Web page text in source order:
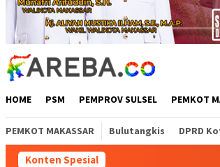
HOME PSM PEMPROV SULSEL PEMKOT
PEMKOT MAKASSAR Bulutangkis DPRD
Konten Spesial